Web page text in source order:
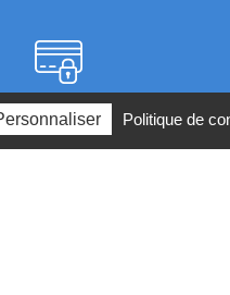
sécuriséPolitique de